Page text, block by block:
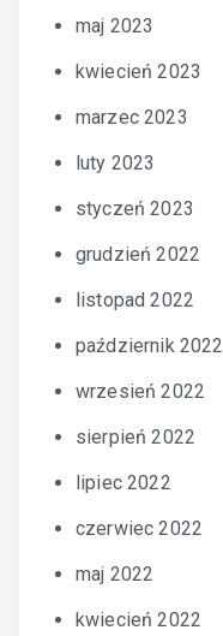
maj 2023
kwiecień 2023
marzec 2023
luty 2023
styczeń 2023
grudzień 2022
listopad 2022
październik 2022
wrzesień 2022
sierpień 2022
lipiec 2022
czerwiec 2022
maj 2022
kwiecień 2022